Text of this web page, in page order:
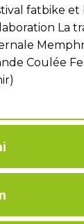
fatbike et
La
Coulée